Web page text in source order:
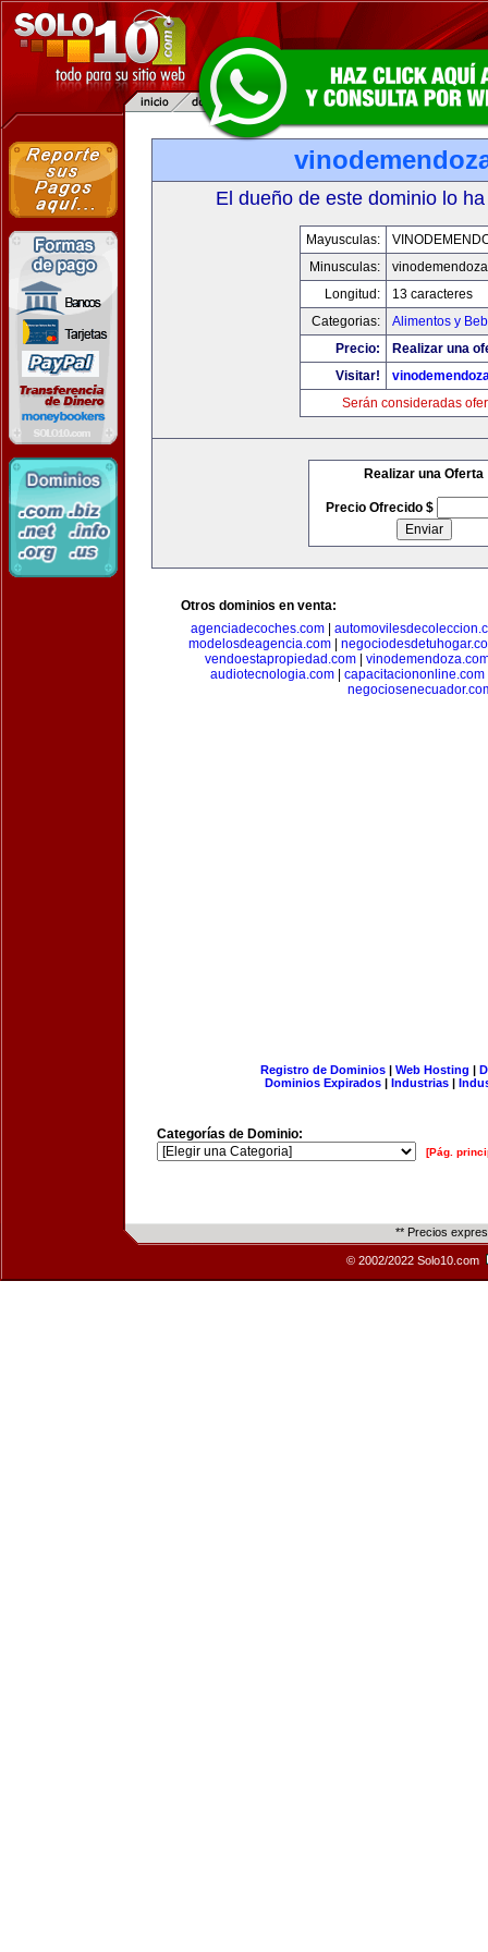
El dueño de este dominio lo
Mayusculas:
Minusculas:
Longitud:
13 caracteres
Categorias:
Alimentos y
Precio:
Realizar una
Visitar!
Serán consideradas
Realizar una Oferta
Precio Ofrecido $
Otros dominios en venta:
agenciadecoches.com
modelosdeagencia.com
vendoestapropiedad.com|
audiotecnologia.com
capacitaciononline.com
Registro de Dominios| Web Hosting |
Dominios Expirados | Industrias |
Categorías de Dominio:
[Pág.
** Precios
© 2002/2022 Solo10.com